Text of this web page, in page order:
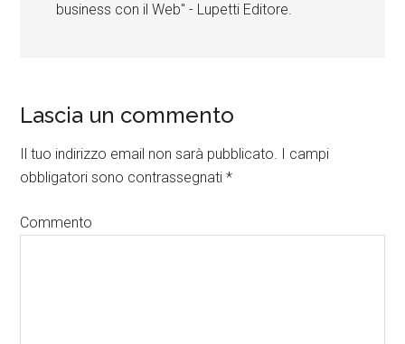
business con il Web" - Lupetti Editore.
Lascia un commento
Il tuo indirizzo email non sarà pubblicato. I campi
obbligatori sono contrassegnati*
Commento